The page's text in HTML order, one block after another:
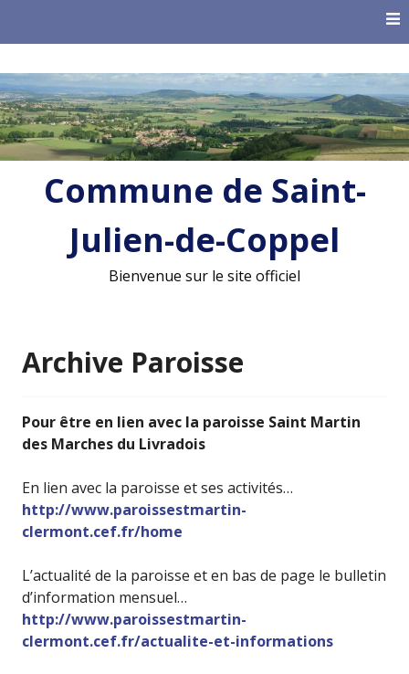
Commune de Saint-
Julien-de-Coppel
Bienvenue sur le site officiel
Archive Paroisse
Pour être en lien avec la paroisse Saint Martin
des Marches du Livradois
En lien avec la paroisse et ses activités…
http://www.paroissestmartin-
clermont.cef.fr/home
L’actualité de la paroisse et en bas de page le bulletin
d’information mensuel…
http://www.paroissestmartin-
clermont.cef.fr/actualite-et-informations